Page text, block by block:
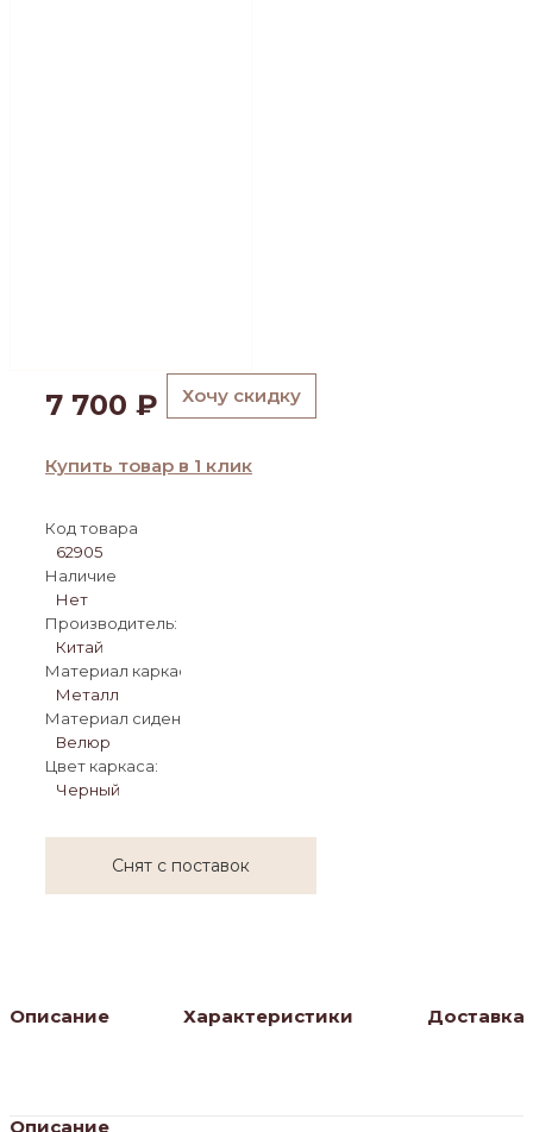
7 700 ₽ Хочу скидку
Купить товар в 1 клик
Код товара
62905
Наличие
Нет
Производитель:
Китай
Материал каркаса:
Металл
Материал сиденья:
Велюр
Цвет каркаса:
Черный
Снят с поставок
Описание Характеристики Доставка
Описание